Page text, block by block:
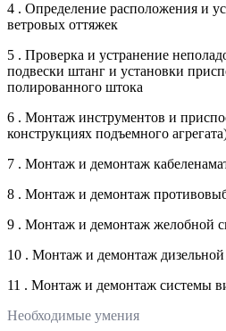
4 . Определение расположения и
ветровых оттяжек
5 . Проверка и устранение
подвески штанг и установки
полированного штока
6 . Монтаж инструментов и
конструкциях подъемного
7 . Монтаж и демонтаж
8 . Монтаж и демонтаж
9 . Монтаж и демонтаж желобной
10 . Монтаж и демонтаж дизельной
11 . Монтаж и демонтаж системы
Необходимые умения